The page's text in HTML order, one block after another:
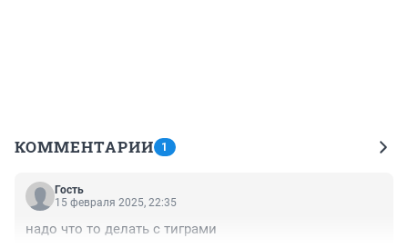
КОММЕНТАРИИ 1
Гость
15 февраля 2025, 22:35
надо что то делать с тиграми